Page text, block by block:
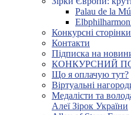
Palau de la
Конкурсні сторінки
Контакти
Підписка на
КОНКУРСНИЙ
Що я оплачую тут?
Віртуальні
Медалісти та
Алеї Зірок України